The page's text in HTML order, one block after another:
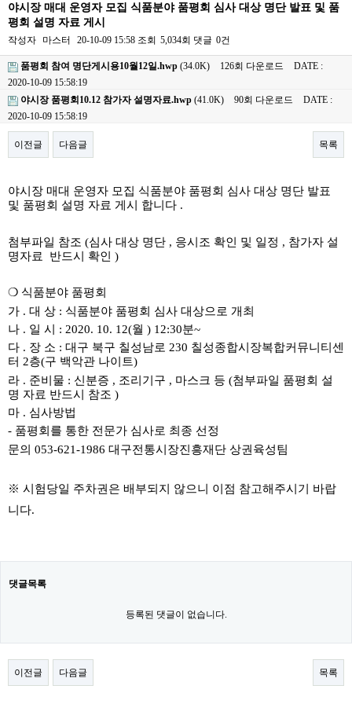
야시장 매대 운영자 모집 식품분야 품평회 심사 대상 명단 발표 및 품
평회 설명 자료 게시
작성자 마스터 20-10-09 15:58 조회 5,034회 댓글 0건
품평회 참여 명단게시용10월12일.hwp (34.0K) 126회 다운로드
DATE :
2020-10-09 15:58:19
야시장 품평회10.12 참가자 설명자료.hwp (41.0K) 90회 다운로드
DATE :
2020-10-09 15:58:19
이전글 다음글 목록
야시장 매대 운영자 모집 식품분야 품평회 심사 대상 명단 발표
및 품평회 설명 자료 게시 합니다 .
첨부파일 참조 (심사 대상 명단 , 응시조 확인 및 일정 , 참가자 설
명자료
반드시 확인 )
❍ 식품분야 품평회
가 . 대 상 : 식품분야 품평회 심사 대상으로 개최
나 . 일 시 : 2020. 10. 12(월 ) 12:30분~
다 . 장 소 : 대구 북구 칠성남로 230 칠성종합시장복합커뮤니티센
터 2층(구 백악관 나이트)
라 . 준비물 : 신분증 , 조리기구 , 마스크 등 (첨부파일 품평회 설
명 자료 반드시 참조 )
마 . 심사방법
- 품평회를 통한 전문가 심사로 최종 선정
문의 053-621-1986 대구전통시장진흥재단 상권육성팀
※ 시험당일 주차권은 배부되지 않으니 이점 참고해주시기 바랍
니다.
댓글목록
등록된 댓글이 없습니다.
이전글 다음글 목록